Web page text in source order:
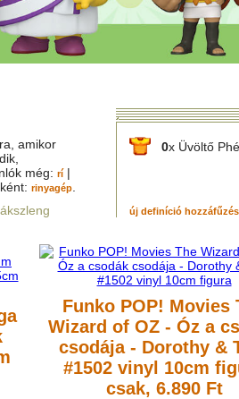
amikor
még: rí|
rinyagép
0x Üvöltő
új definíció
Funko POP! Movies
Wizard of OZ - Óz a
csodája - Dorothy &
#1502 vinyl 10cm
csak, 6.890 Ft